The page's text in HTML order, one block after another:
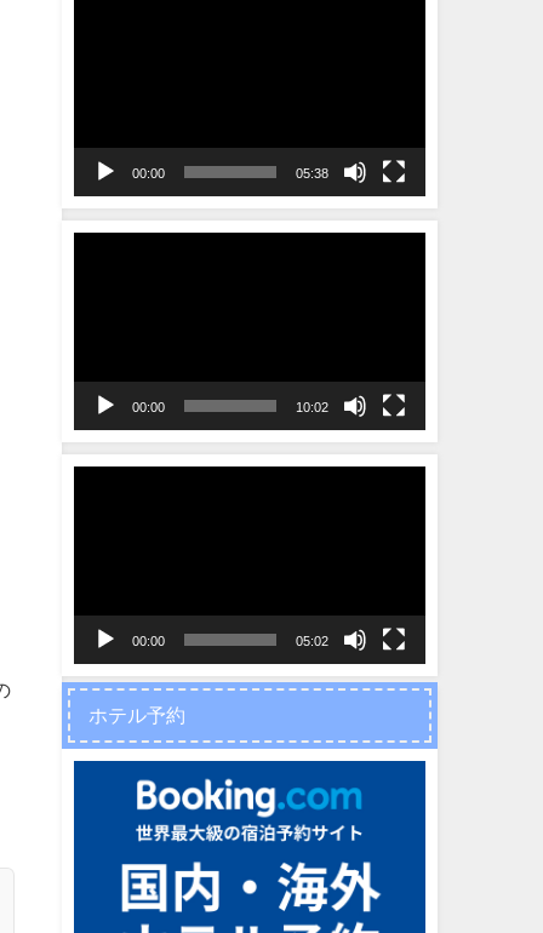
ー
00:00 05:38
ー
00:00 10:02
ー
00:00 05:02
ホテル予約